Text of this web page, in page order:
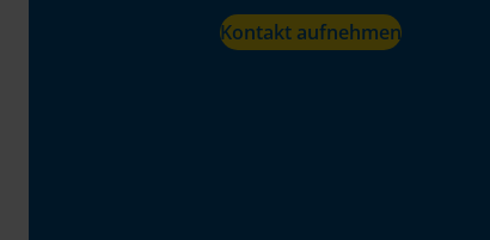
Kontakt aufnehmen